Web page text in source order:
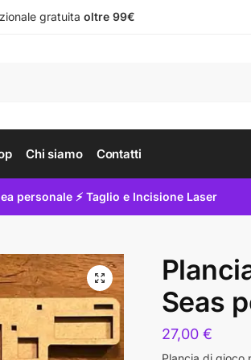
gratuita oltre 99€
Chi siamo Contatti
personale ⚡ Taglio e Incisione Laser
🔍
Seas
27,00 €